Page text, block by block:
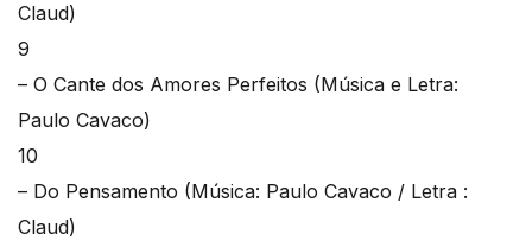
Claud)
9
– O Cante dos Amores Perfeitos (Música e Letra:
Paulo Cavaco)
10
– Do Pensamento (Música: Paulo Cavaco / Letra :
Claud)